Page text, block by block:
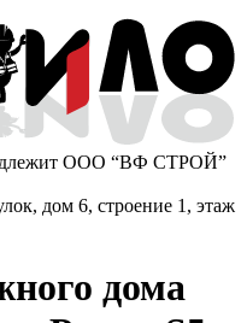
ООО “ВФ СТРОЙ”
дом 6, строение 1, этаж
дома